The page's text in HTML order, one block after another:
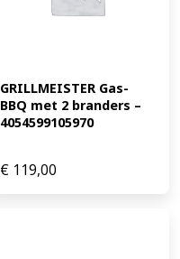
GRILLMEISTER Gas-
BBQ met 2 branders –
4054599105970
€ 119,00